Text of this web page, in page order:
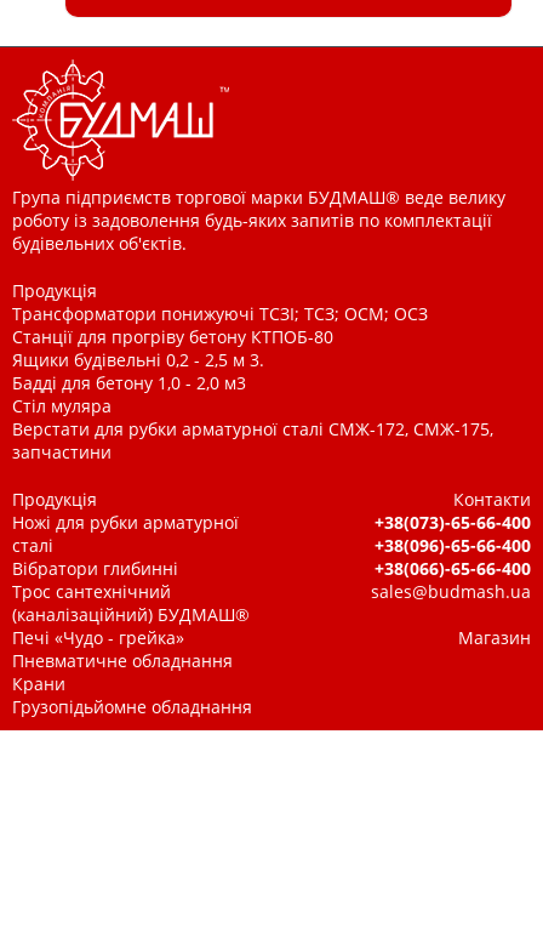
Група підприємств торгової марки БУДМАШ® веде велику
роботу із задоволення будь-яких запитів по комплектації
будівельних об'єктів.
Продукція
Трансформатори понижуючі ТСЗІ; ТСЗ; ОСМ; ОСЗ
Станції для прогріву бетону КТПОБ-80
Ящики будівельні 0,2 - 2,5 м 3.
Бадді для бетону 1,0 - 2,0 м3
Стіл муляра
Верстати для рубки арматурної сталі СМЖ-172, СМЖ-175,
запчастини
Продукція
Ножі для рубки арматурної
сталі
Вібратори глибинні
Трос сантехнічний
(каналізаційний) БУДМАШ®
Печі «Чудо - грейка»
Пневматичне обладнання
Крани
Грузопідьйомне обладнання
Контакти
+38(073)-65-66-400
+38(096)-65-66-400
+38(066)-65-66-400
sales@budmash.ua
Магазин